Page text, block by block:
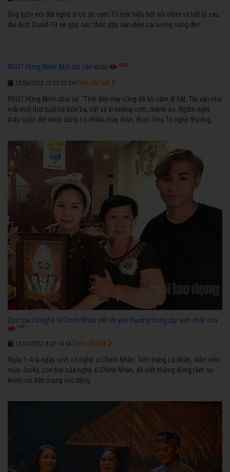
Ông luôn nói đời nghệ sĩ có ăn cơm Tổ mới hiểu hết nỗi niềm và tiết lộ sau
đại dịch Covid-19 sẽ góp sức thúc đẩy sàn diễn cải lương sáng đèn
NSƯT Hùng Minh: Một đời sân khấu 4882
12/04/2022 12:05:23 CH
NSƯT Hùng Minh chia sẻ: “Tính đến nay cũng đã 65 năm đi hát. Tôi vẫn nhớ
mãi một thời tuổi trẻ bôn ba, vất vả vì miếng cơm, manh áo. Ngẫm nghĩ
thấy cuộc đời mình cũng có nhiều may mắn, được ông Tổ nghề thương,
ngược nhận được những cơ may để từng bước thành danh với nghiệp ca
diễn”.
Xem chi tiết
Con trai cố nghệ sĩ Chinh Nhân viết lời yêu thương trong dịp sinh nhật cha
3691
12/04/2022 8:02:14 SA
Ngày 1-4 là ngày sinh cố nghệ sĩ Chinh Nhân. Trên trang cá nhân, diễn viên
múa Jacky, con trai của nghệ sĩ Chinh Nhân, đã viết những dòng tâm sự
khiến cư dân mạng xúc động
Xem chi tiết